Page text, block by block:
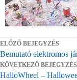
ELŐZŐ BEJEGYZÉS
Bemutató elektromos
KÖVETKEZŐ BEJEGYZÉS
HalloWheel –